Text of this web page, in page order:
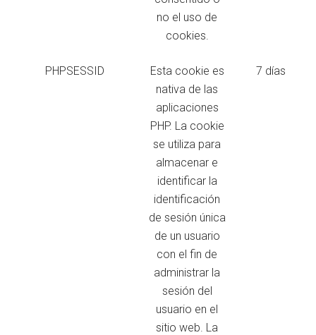
no el uso de
cookies.
PHPSESSID
Esta cookie es
nativa de las
aplicaciones
PHP. La cookie
se utiliza para
almacenar e
identificar la
identificación
de sesión única
de un usuario
con el fin de
administrar la
sesión del
usuario en el
sitio web. La
7 días